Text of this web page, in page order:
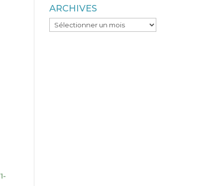
ARCHIVES
ARCHIVES